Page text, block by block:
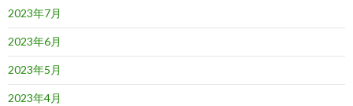
2023年7月
2023年6月
2023年5月
2023年4月